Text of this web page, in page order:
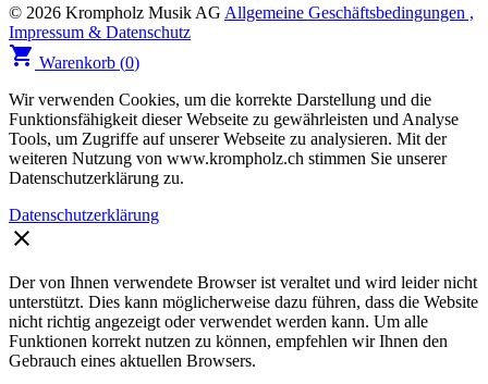
© 2026 Krompholz Musik AG Allgemeine Geschäftsbedingungen ,
Impressum & Datenschutz
shopping_cart Warenkorb (0)
Wir verwenden Cookies, um die korrekte Darstellung und die
Funktionsfähigkeit dieser Webseite zu gewährleisten und Analyse
Tools, um Zugriffe auf unserer Webseite zu analysieren. Mit der
weiteren Nutzung von www.krompholz.ch stimmen Sie unserer
Datenschutzerklärung zu.
Datenschutzerklärung
clear
Der von Ihnen verwendete Browser ist veraltet und wird leider nicht
unterstützt. Dies kann möglicherweise dazu führen, dass die Website
nicht richtig angezeigt oder verwendet werden kann. Um alle
Funktionen korrekt nutzen zu können, empfehlen wir Ihnen den
Gebrauch eines aktuellen Browsers.